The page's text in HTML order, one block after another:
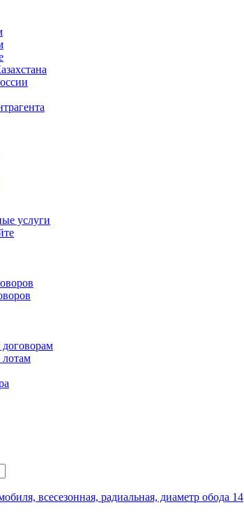
услуги
всесезонная, радиальная, диаметр обода 14